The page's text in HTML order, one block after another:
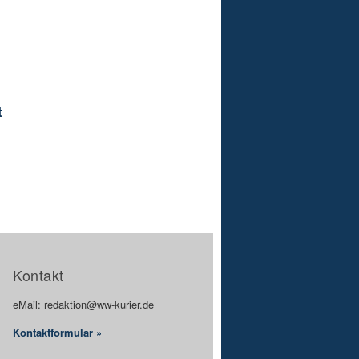
Kontakt
eMail: redaktion@ww-kurier.de
Kontaktformular »